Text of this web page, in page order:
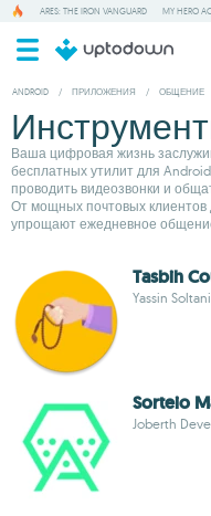
ARES: THE IRON VANGUARD MY HERO
ANDROID / ПРИЛОЖЕНИЯ / ОБЩЕНИЕ
Ваша цифровая жизнь
бесплатных утилит для
проводить видеозвонки и
От мощных почтовых
упрощают ежедневное
Tasbih
Yassin Soltani
Sorteio
Joberth